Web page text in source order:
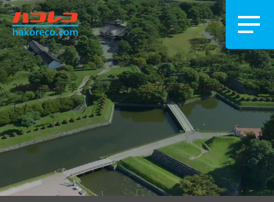
2022年の夏季インターンシップ応募受付は終了しま
した。